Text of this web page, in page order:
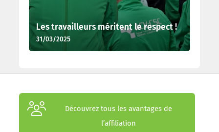
Les travailleurs méritent le respect !
31/03/2025
Découvrez tous les avantages de
l’affiliation